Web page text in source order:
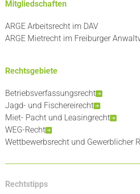
Rechtstipps
Mitgliedschaften
ARGE Arbeitsrecht im DAV
ARGE Mietrecht im Freiburger
Rechtsgebiete
Betriebsverfassungsrecht
Jagd- und Fischereirecht
Miet- Pacht und Leasingrecht
WEG-Recht
Wettbewerbsrecht und Gewerblicher